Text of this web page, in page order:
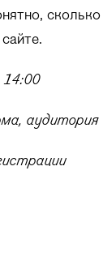
14:00
аудитория